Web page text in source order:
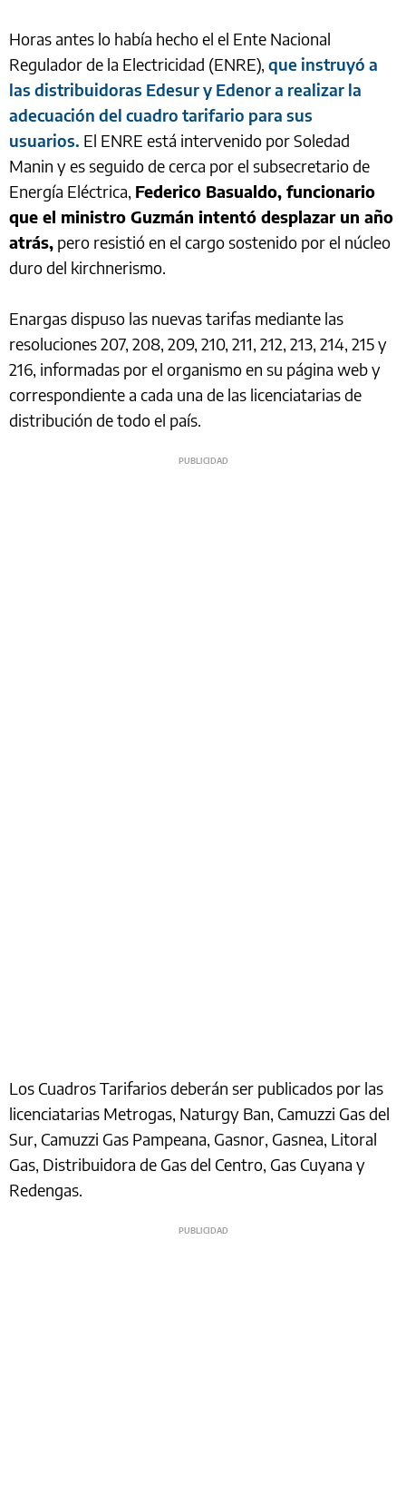
Horas antes lo había hecho el el Ente Nacional
Regulador de la Electricidad (ENRE), que instruyó a
las distribuidoras Edesur y Edenor a realizar la
adecuación del cuadro tarifario para sus
usuarios. El ENRE está intervenido por Soledad
Manin y es seguido de cerca por el subsecretario de
Energía Eléctrica, Federico Basualdo, funcionario
que el ministro Guzmán intentó desplazar un año
atrás, pero resistió en el cargo sostenido por el núcleo
duro del kirchnerismo.
Enargas dispuso las nuevas tarifas mediante las
resoluciones 207, 208, 209, 210, 211, 212, 213, 214, 215 y
216, informadas por el organismo en su página web y
correspondiente a cada una de las licenciatarias de
distribución de todo el país.
Los Cuadros Tarifarios deberán ser publicados por las
licenciatarias Metrogas, Naturgy Ban, Camuzzi Gas del
Sur, Camuzzi Gas Pampeana, Gasnor, Gasnea, Litoral
Gas, Distribuidora de Gas del Centro, Gas Cuyana y
Redengas.